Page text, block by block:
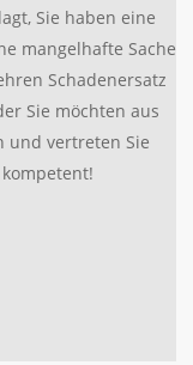
Sie haben eine
mangelhafte Sache
Schadenersatz
Sie möchten aus
und vertreten Sie